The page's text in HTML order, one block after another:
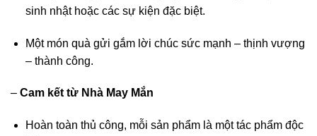
sinh nhật hoặc các sự kiện đặc biệt.
Một món quà gửi gắm lời chúc sức mạnh – thịnh vượng
– thành công.
– Cam kết từ Nhà May Mắn
Hoàn toàn thủ công, mỗi sản phẩm là một tác phẩm độc